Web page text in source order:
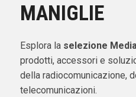
MANIGLIE
Esplora la selezione
prodotti, accessori e
della radiocomunicazione,
telecomunicazioni.